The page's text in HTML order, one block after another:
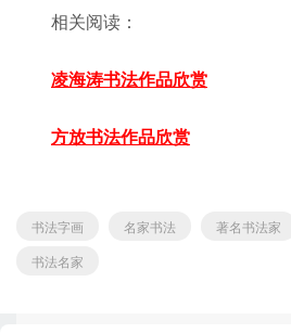
相关阅读：
凌海涛书法作品欣赏
方放书法作品欣赏
书法字画 名家书法 著名书法家
书法名家